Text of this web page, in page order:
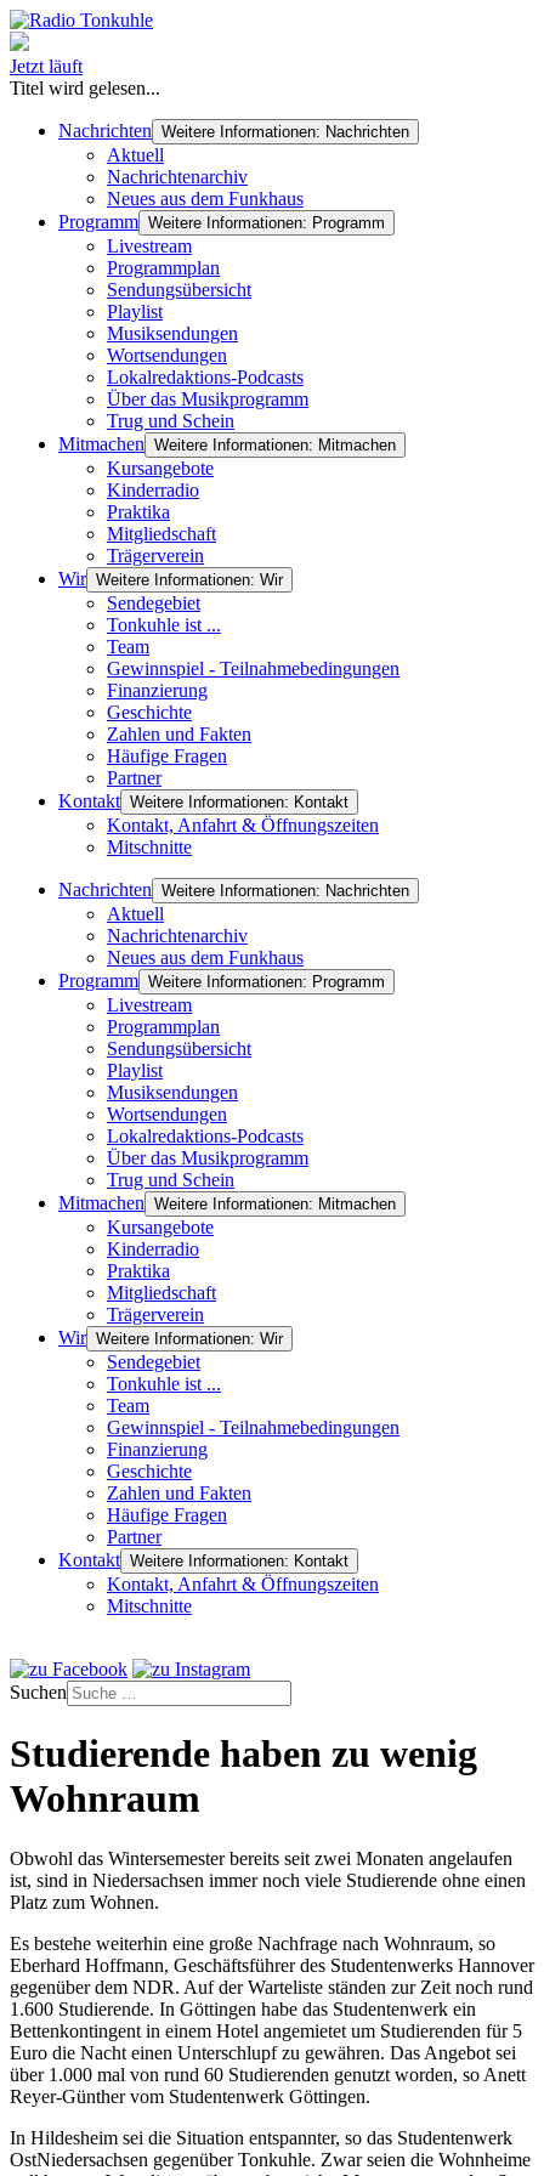
Jetzt läuft
Titel wird gelesen...
Nachrichten Weitere Informationen: Nachrichten
Aktuell
Nachrichtenarchiv
Neues aus dem Funkhaus
Programm Weitere Informationen: Programm
Livestream
Programmplan
Sendungsübersicht
Playlist
Musiksendungen
Wortsendungen
Lokalredaktions-Podcasts
Über das Musikprogramm
Trug und Schein
Mitmachen Weitere Informationen: Mitmachen
Kursangebote
Kinderradio
Praktika
Mitgliedschaft
Trägerverein
Wir Weitere Informationen: Wir
Sendegebiet
Tonkuhle ist ...
Team
Gewinnspiel - Teilnahmebedingungen
Finanzierung
Geschichte
Zahlen und Fakten
Häufige Fragen
Partner
Kontakt Weitere Informationen: Kontakt
Kontakt, Anfahrt & Öffnungszeiten
Mitschnitte
Nachrichten Weitere Informationen: Nachrichten
Aktuell
Nachrichtenarchiv
Neues aus dem Funkhaus
Programm Weitere Informationen: Programm
Livestream
Programmplan
Sendungsübersicht
Playlist
Musiksendungen
Wortsendungen
Lokalredaktions-Podcasts
Über das Musikprogramm
Trug und Schein
Mitmachen Weitere Informationen: Mitmachen
Kursangebote
Kinderradio
Praktika
Mitgliedschaft
Trägerverein
Wir Weitere Informationen: Wir
Sendegebiet
Tonkuhle ist ...
Team
Gewinnspiel - Teilnahmebedingungen
Finanzierung
Geschichte
Zahlen und Fakten
Häufige Fragen
Partner
Kontakt Weitere Informationen: Kontakt
Kontakt, Anfahrt & Öffnungszeiten
Mitschnitte
Suchen
Studierende haben zu wenig
Wohnraum
Obwohl das Wintersemester bereits seit zwei Monaten angelaufen
ist, sind in Niedersachsen immer noch viele Studierende ohne einen
Platz zum Wohnen.
Es bestehe weiterhin eine große Nachfrage nach Wohnraum, so
Eberhard Hoffmann, Geschäftsführer des Studentenwerks Hannover
gegenüber dem NDR. Auf der Warteliste ständen zur Zeit noch rund
1.600 Studierende. In Göttingen habe das Studentenwerk ein
Bettenkontingent in einem Hotel angemietet um Studierenden für 5
Euro die Nacht einen Unterschlupf zu gewähren. Das Angebot sei
über 1.000 mal von rund 60 Studierenden genutzt worden, so Anett
Reyer-Günther vom Studentenwerk Göttingen.
In Hildesheim sei die Situation entspannter, so das Studentenwerk
OstNiedersachsen gegenüber Tonkuhle. Zwar seien die Wohnheime